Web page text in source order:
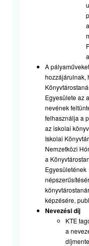
A
hozzájárulnak,
Egyesülete az
nevének
felhasználja a
az iskolai
Iskolai
Nemzetközi
a
Egyesületének
képzésére,
Nevezési díj
KTE
a